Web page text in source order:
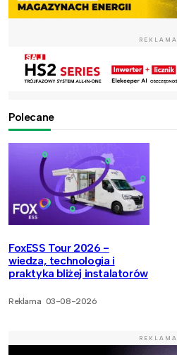
REKLAMA
Polecane
FoxESS Tour 2026 -
wiedza, technologia i
praktyka bliżej instalatorów
Reklama 03-08-2026
REKLAMA